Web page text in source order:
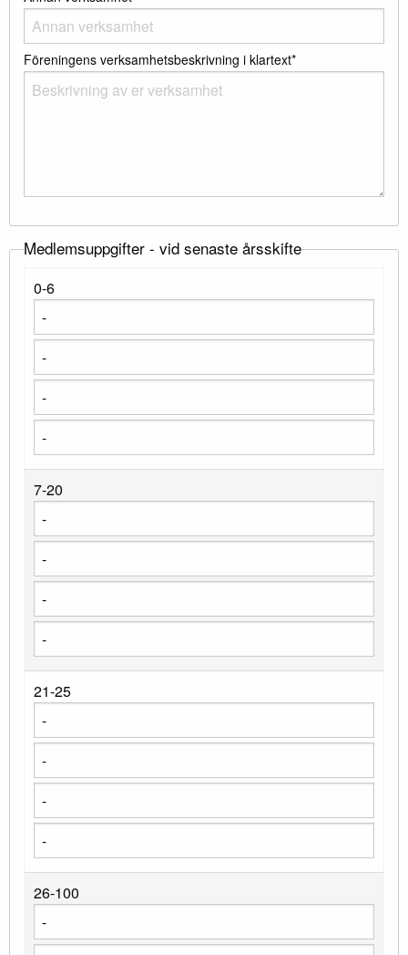
Föreningens verksamhetsbeskrivning i klartext*
Medlemsuppgifter - vid senaste årsskifte
0-6
7-20
21-25
26-100